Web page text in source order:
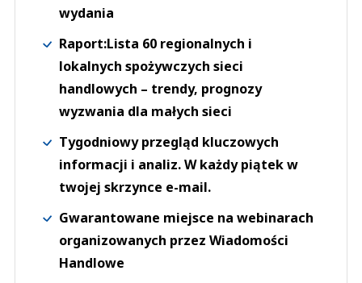
wydania
Raport:Lista 60 regionalnych i
lokalnych spożywczych sieci
handlowych – trendy, prognozy
wyzwania dla małych sieci
Tygodniowy przegląd kluczowych
informacji i analiz. W każdy piątek w
twojej skrzynce e-mail.
Gwarantowane miejsce na webinarach
organizowanych przez Wiadomości
Handlowe